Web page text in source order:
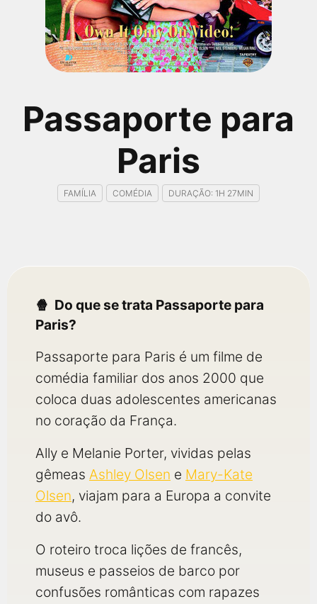
Passaporte para
Paris
FAMÍLIA COMÉDIA DURAÇÃO: 1H 27MIN
Do que se trata Passaporte para
Paris?
Passaporte para Paris é um filme de
comédia familiar dos anos 2000 que
coloca duas adolescentes americanas
no coração da França.
Ally e Melanie Porter, vividas pelas
gêmeas Ashley Olsen e Mary-Kate
Olsen, viajam para a Europa a convite
do avô.
O roteiro troca lições de francês,
museus e passeios de barco por
confusões românticas com rapazes
qualquer cidade em território brasileiro. Você pode também
acessar informações sobre cinemas, horários, assistir aos
trailers e muito mais.